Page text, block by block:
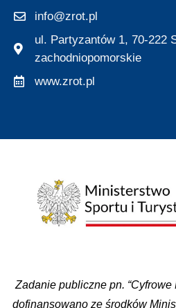
info@zrot.pl
ul. Partyzantów 1, 70-222
zachodniopomorskie
www.zrot.pl
Zadanie publiczne pn. “Cyfrowe
dofinansowano ze środków